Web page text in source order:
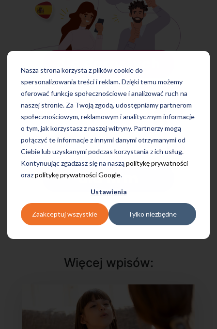
Nasza strona korzysta z plików cookie do
spersonalizowania treści i reklam. Dzięki temu możemy
oferować funkcje społecznościowe i analizować ruch na
naszej stronie. Za Twoją zgodą, udostępniamy partnerom
społecznościowym, reklamowym i analitycznym informacje
o tym, jak korzystasz z naszej witryny. Partnerzy mogą
połączyć te informacje z innymi danymi otrzymanymi od
Ciebie lub uzyskanymi podczas korzystania z ich usług.
Kontynuując zgadzasz się na nasząpolitykę prywatności
orazpolitykę prywatności Google.
Ustawienia
Zaakceptuj wszystkie Tylko niezbędne
Więcej wpisów: